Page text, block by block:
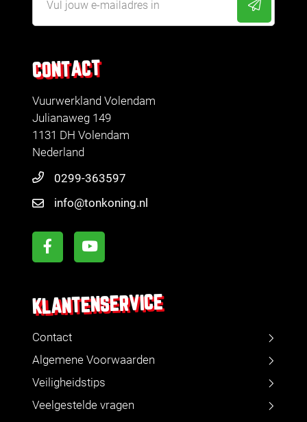
CONTACT
Vuurwerkland Volendam
Julianaweg 149
1131 DH Volendam
Nederland
0299-363597
info@tonkoning.nl
KLANTENSERVICE
Contact
Algemene Voorwaarden
Veiligheidstips
Veelgestelde vragen